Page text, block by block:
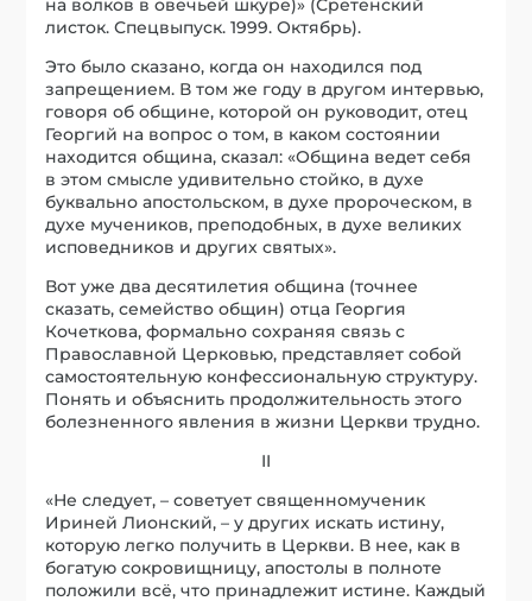
на волков в овечьей шкуре)» (Сретенский
листок. Спецвыпуск. 1999. Октябрь).
Это было сказано, когда он находился под
запрещением. В том же году в другом интервью,
говоря об общине, которой он руководит, отец
Георгий на вопрос о том, в каком состоянии
находится община, сказал: «Община ведет себя
в этом смысле удивительно стойко, в духе
буквально апостольском, в духе пророческом, в
духе мучеников, преподобных, в духе великих
исповедников и других святых».
Вот уже два десятилетия община (точнее
сказать, семейство общин) отца Георгия
Кочеткова, формально сохраняя связь с
Православной Церковью, представляет собой
самостоятельную конфессиональную структуру.
Понять и объяснить продолжительность этого
болезненного явления в жизни Церкви трудно.
II
«Не следует, – советует священномученик
Ириней Лионский, – у других искать истину,
которую легко получить в Церкви. В нее, как в
богатую сокровищницу, апостолы в полноте
положили всё, что принадлежит истине. Каждый